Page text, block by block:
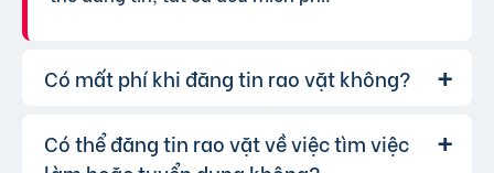
Có mất phí khi đăng tin rao vặt không?
Trả lời: Chúng tôi cung cấp gói đăng tin miễn
Có thể đăng tin rao vặt về việc tìm việc